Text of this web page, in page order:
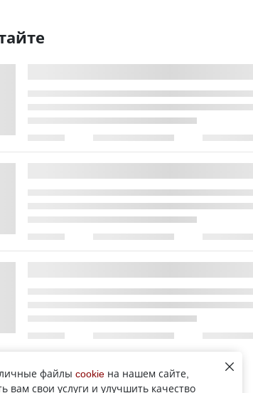
Все новости рубрики
файлы cookie на нашем сайте,
вам свои услуги и улучшить качество